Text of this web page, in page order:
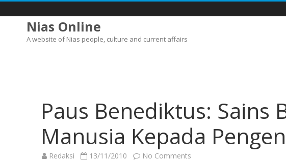
Nias Online
A website of Nias people, culture and current affairs
Paus Benediktus: Sains
Manusia Kepada
Redaksi 13/11/2010 No Comments